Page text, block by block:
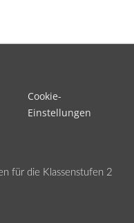
Cookie-
Einstellungen
für die Klassenstufen 2